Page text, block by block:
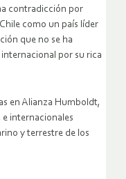
contradicción por
como un país líder
que no se ha
por su rica
en Alianza Humboldt,
internacionales
y terrestre de los